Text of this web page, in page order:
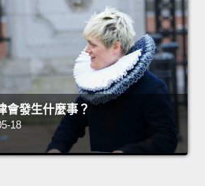
會發生什麼事？
18